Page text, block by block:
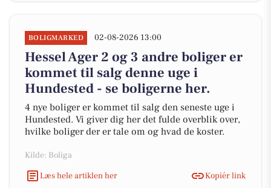
BOLIGMARKED 02-08-2026 13:00
Hessel Ager 2 og 3 andre boliger er
kommet til salg denne uge i
Hundested - se boligerne her.
4 nye boliger er kommet til salg den seneste uge i
Hundested. Vi giver dig her det fulde overblik over,
hvilke boliger der er tale om og hvad de koster.
Kilde: Boliga
Læs hele artiklen her
Kopiér link